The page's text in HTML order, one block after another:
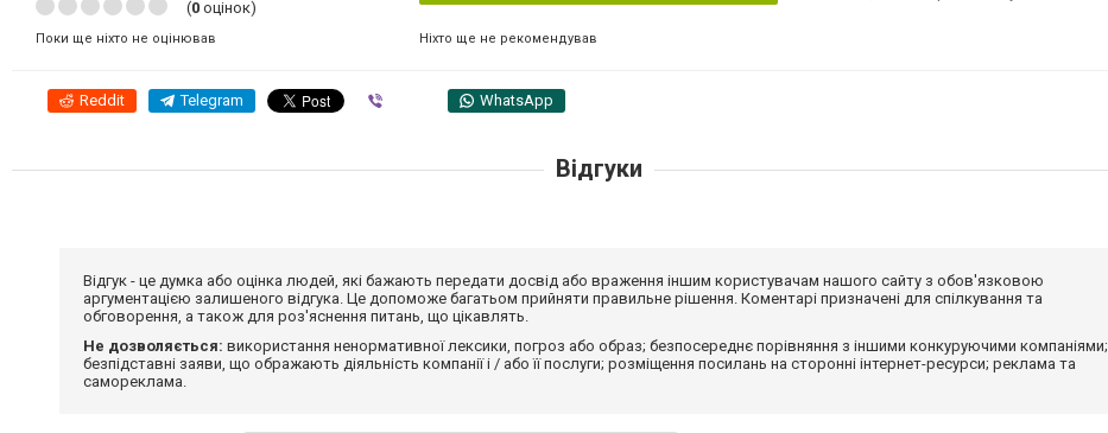
(0 оцінок)
Поки ще ніхто не оцінював Ніхто ще не рекомендував
Reddit Telegram WhatsApp
Відгуки
Відгук - це думка або оцінка людей, які бажають передати досвід або враження іншим користувачам нашого сайту з обов'язковою
аргументацією залишеного відгука. Це допоможе багатьом прийняти правильне рішення. Коментарі призначені для спілкування та
обговорення, а також для роз'яснення питань, що цікавлять.
Не дозволяється: використання ненормативної лексики, погроз або образ; безпосереднє порівняння з іншими конкуруючими компаніями;
безпідставні заяви, що ображають діяльність компанії і / або її послуги; розміщення посилань на сторонні інтернет-ресурси; реклама та
самореклама.